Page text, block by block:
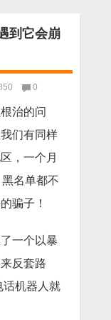
到它会崩
0
治的问
们有同样
，一个月
名单都不
骗子！
一个以暴
反套路
话机器人就